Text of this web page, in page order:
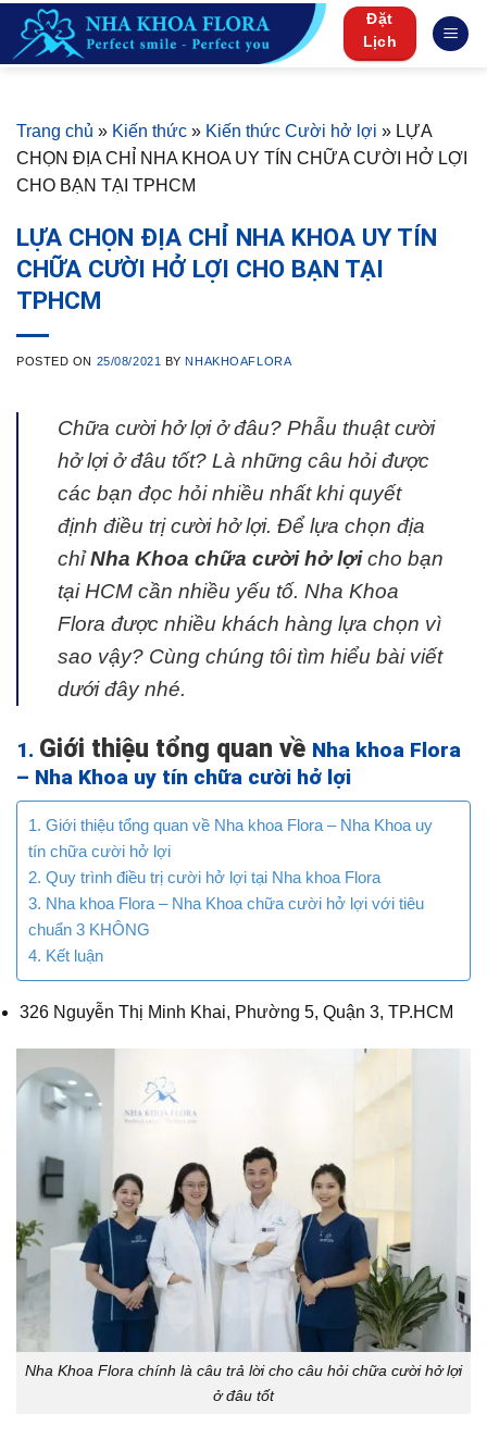
content
Đặt
Lịch
Trang chủ » Kiến thức » Kiến thức Cười hở lợi » LỰA
CHỌN ĐỊA CHỈ NHA KHOA UY TÍN CHỮA CƯỜI HỞ LỢI
CHO BẠN TẠI TPHCM
LỰA CHỌN ĐỊA CHỈ NHA KHOA UY TÍN
CHỮA CƯỜI HỞ LỢI CHO BẠN TẠI
TPHCM
POSTED ON 25/08/2021 BYNHAKHOAFLORA
Chữa cười hở lợi ở đâu? Phẫu thuật cười
hở lợi ở đâu tốt? Là những câu hỏi được
các bạn đọc hỏi nhiều nhất khi quyết
định điều trị cười hở lợi. Để lựa chọn địa
chỉNha Khoa chữa cười hở lợicho bạn
tại HCM cần nhiều yếu tố. Nha Khoa
Flora được nhiều khách hàng lựa chọn vì
sao vậy? Cùng chúng tôi tìm hiểu bài viết
dưới đây nhé.
1. Giới thiệu tổng quan về Nha khoa Flora
– Nha Khoa uy tín chữa cười hở lợi
1. Giới thiệu tổng quan về Nha khoa Flora – Nha Khoa uy
tín chữa cười hở lợi
2. Quy trình điều trị cười hở lợi tại Nha khoa Flora
3. Nha khoa Flora – Nha Khoa chữa cười hở lợi với tiêu
chuẩn 3 KHÔNG
4. Kết luận
326 Nguyễn Thị Minh Khai, Phường 5, Quận 3, TP.HCM
Nha Khoa Flora chính là câu trả lời cho câu hỏi chữa cười hở lợi
ở đâu tốt